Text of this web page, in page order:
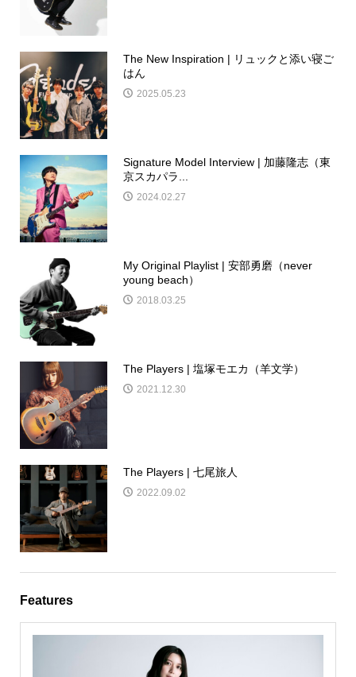
The New Inspiration | リュックと添い寝ご
はん
2025.05.23
Signature Model Interview | 加藤隆志（東
京スカパラ...
2024.02.27
My Original Playlist | 安部勇磨（never
young beach）
2018.03.25
The Players | 塩塚モエカ（羊文学）
2021.12.30
The Players | 七尾旅人
2022.09.02
Features